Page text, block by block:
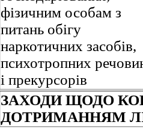
фізичним особам з
питань обігу
наркотичних засобів,
психотропних
і прекурсорів
ЗАХОДИ ЩОДО
ДОТРИМАННЯМ